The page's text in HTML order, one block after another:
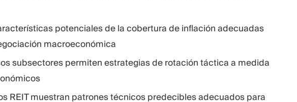
potenciales de la cobertura de inflación adecuadas
macroeconómica
subsectores permiten estrategias de rotación táctica a medida
REIT muestran patrones técnicos predecibles adecuados para